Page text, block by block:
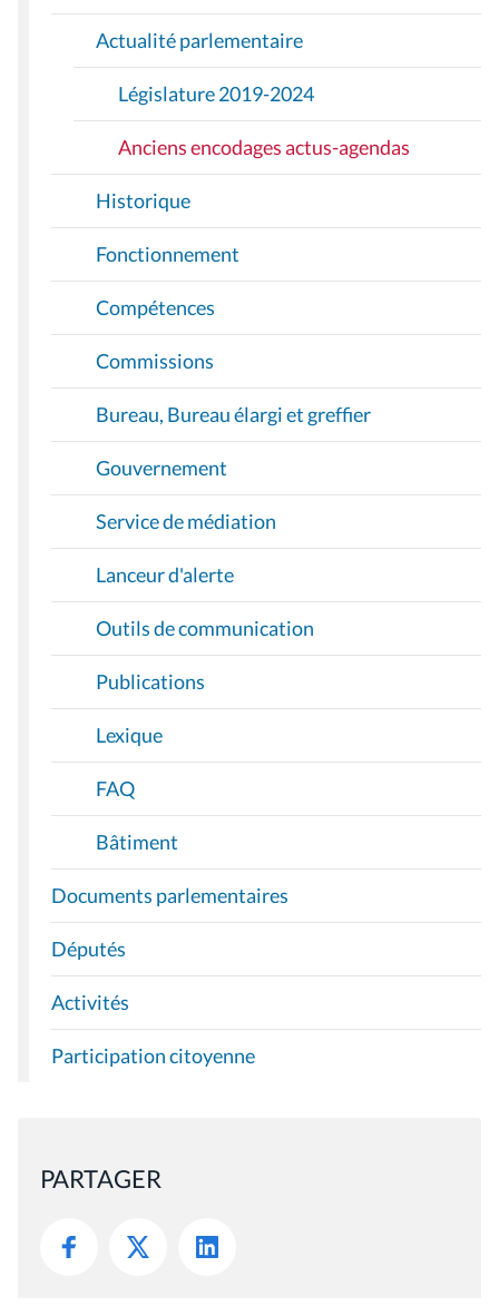
O
Actualité parlementaire
Législature 2019-2024
Anciens encodages actus-agendas
Historique
Fonctionnement
Compétences
Commissions
Bureau, Bureau élargi et greffier
Gouvernement
Service de médiation
Lanceur d'alerte
Outils de communication
Publications
Lexique
FAQ
Bâtiment
Documents parlementaires
Députés
Activités
Participation citoyenne
PARTAGER